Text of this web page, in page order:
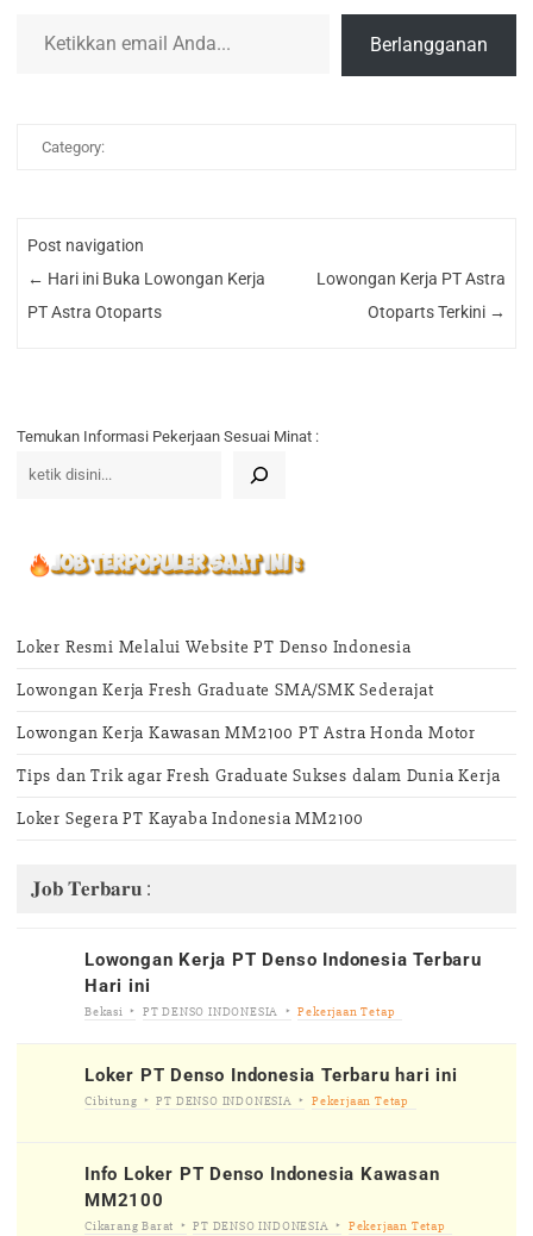
Berlangganan
Category:
Post navigation
← Hari ini Buka Lowongan Kerja
PT Astra Otoparts
Lowongan Kerja PT Astra
Otoparts Terkini →
Temukan Informasi Pekerjaan Sesuai Minat :
Loker Resmi Melalui Website PT Denso Indonesia
Lowongan Kerja Fresh Graduate SMA/SMK Sederajat
Lowongan Kerja Kawasan MM2100 PT Astra Honda Motor
Tips dan Trik agar Fresh Graduate Sukses dalam Dunia Kerja
Loker Segera PT Kayaba Indonesia MM2100
𝐉𝐨𝐛 𝐓𝐞𝐫𝐛𝐚𝐫𝐮 :
Lowongan Kerja PT Denso Indonesia Terbaru
Hari ini
Bekasi PT DENSO INDONESIA Pekerjaan Tetap
Loker PT Denso Indonesia Terbaru hari ini
Cibitung PT DENSO INDONESIA Pekerjaan Tetap
Info Loker PT Denso Indonesia Kawasan
MM2100
Cikarang Barat PT DENSO INDONESIA Pekerjaan Tetap